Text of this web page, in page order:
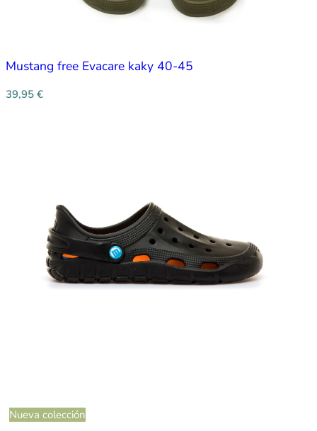
Mustang free Evacare kaky 40-45
39,95 €
Nueva colección